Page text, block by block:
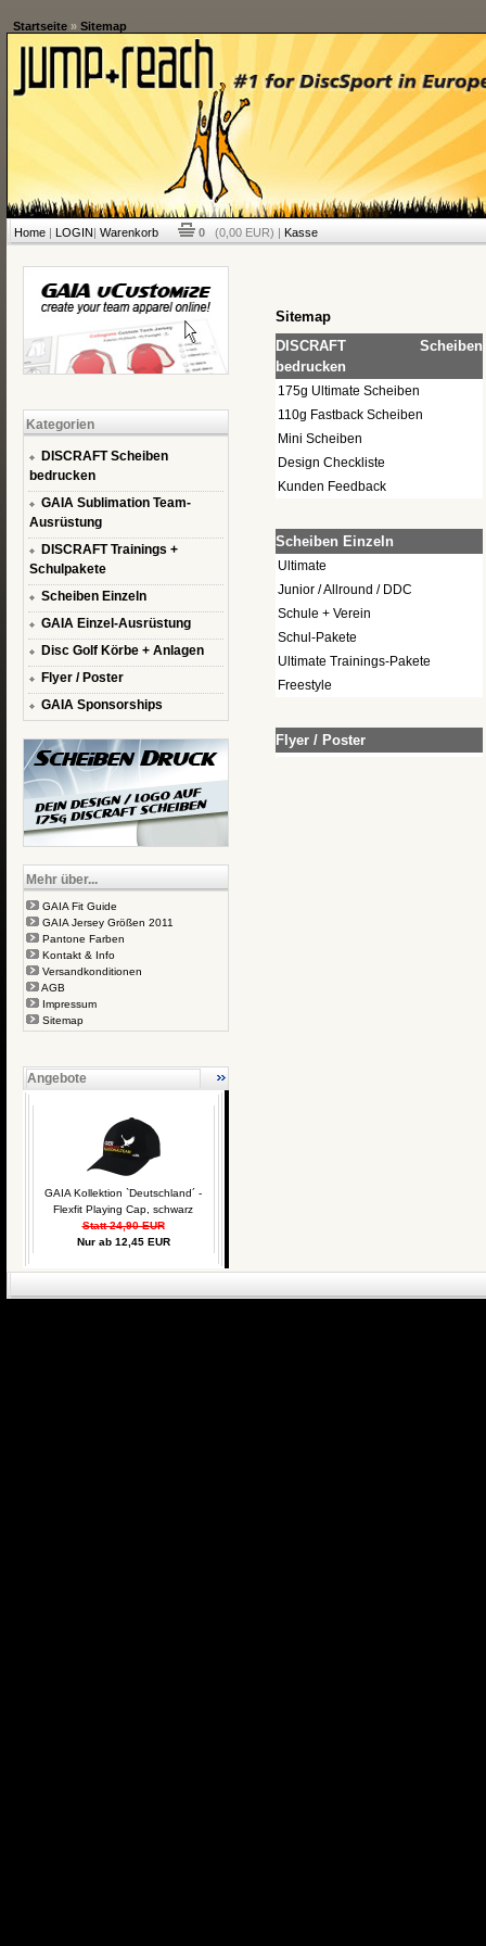
Startseite» Sitemap
Home| LOGIN| Warenkorb 0 (0,00 EUR) | Kasse
Kategorien
DISCRAFT Scheiben
bedrucken
GAIA Sublimation Team-
Ausrüstung
DISCRAFT Trainings +
Schulpakete
Scheiben Einzeln
GAIA Einzel-Ausrüstung
Disc Golf Körbe + Anlagen
Flyer / Poster
GAIA Sponsorships
Mehr über...
GAIA Fit Guide
GAIA Jersey Größen 2011
Pantone Farben
Kontakt & Info
Versandkonditionen
AGB
Impressum
Sitemap
Angebote
GAIA Kollektion `Deutschland´ -
Flexfit Playing Cap, schwarz
Statt 24,90 EUR
Nur ab 12,45 EUR
Sitemap
DISCRAFT Scheiben
bedrucken
175g Ultimate Scheiben
110g Fastback Scheiben
Mini Scheiben
Design Checkliste
Kunden Feedback
Scheiben Einzeln
Ultimate
Junior / Allround / DDC
Schule + Verein
Schul-Pakete
Ultimate Trainings-Pakete
Freestyle
Flyer / Poster